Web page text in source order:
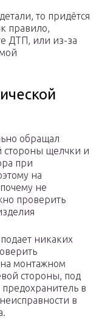
то придётся
правило,
ДТП, или из-за
обращал
стороны щелчки и
при
на
не
проверить
никаких
монтажном
стороны, под
в
в